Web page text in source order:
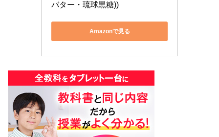
バター・琉球黒糖))
Amazonで見る